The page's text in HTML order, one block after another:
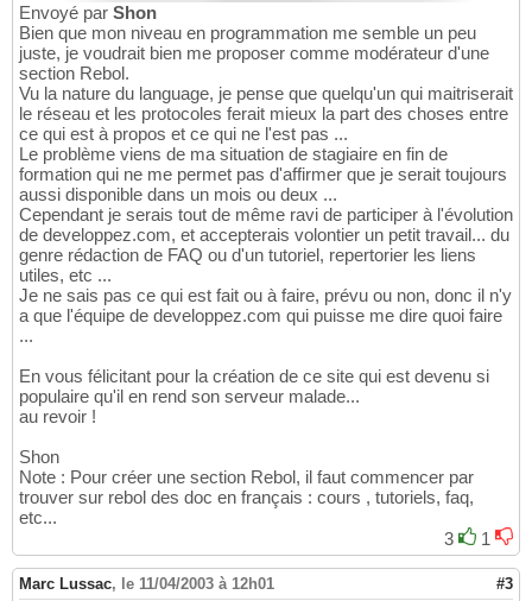
Envoyé par Shon
Bien que mon niveau en programmation me semble un peu
juste, je voudrait bien me proposer comme modérateur d'une
section Rebol.
Vu la nature du language, je pense que quelqu'un qui maitriserait
le réseau et les protocoles ferait mieux la part des choses entre
ce qui est à propos et ce qui ne l'est pas ...
Le problème viens de ma situation de stagiaire en fin de
formation qui ne me permet pas d'affirmer que je serait toujours
aussi disponible dans un mois ou deux ...
Cependant je serais tout de même ravi de participer à l'évolution
de developpez.com, et accepterais volontier un petit travail... du
genre rédaction de FAQ ou d'un tutoriel, repertorier les liens
utiles, etc ...
Je ne sais pas ce qui est fait ou à faire, prévu ou non, donc il n'y
a que l'équipe de developpez.com qui puisse me dire quoi faire
...
En vous félicitant pour la création de ce site qui est devenu si
populaire qu'il en rend son serveur malade...
au revoir !
Shon
Note : Pour créer une section Rebol, il faut commencer par
trouver sur rebol des doc en français : cours , tutoriels, faq,
etc...
3
1
Marc Lussac, le 11/04/2003 à 12h01 #3